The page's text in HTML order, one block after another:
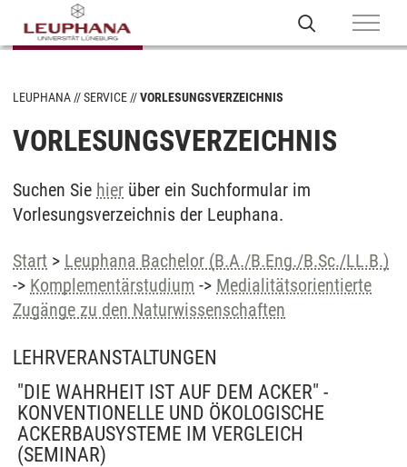
LEUPHANA SERVICE VORLESUNGSVERZEICHNIS
VORLESUNGSVERZEICHNIS
Suchen Sie hier über ein Suchformular im
Vorlesungsverzeichnis der Leuphana.
Start > Leuphana Bachelor (B.A./B.Eng./B.Sc./LL.B.)
-> Komplementärstudium -> Medialitätsorientierte
Zugänge zu den Naturwissenschaften
LEHRVERANSTALTUNGEN
"DIE WAHRHEIT IST AUF DEM ACKER" -
KONVENTIONELLE UND ÖKOLOGISCHE
ACKERBAUSYSTEME IM VERGLEICH
(SEMINAR)